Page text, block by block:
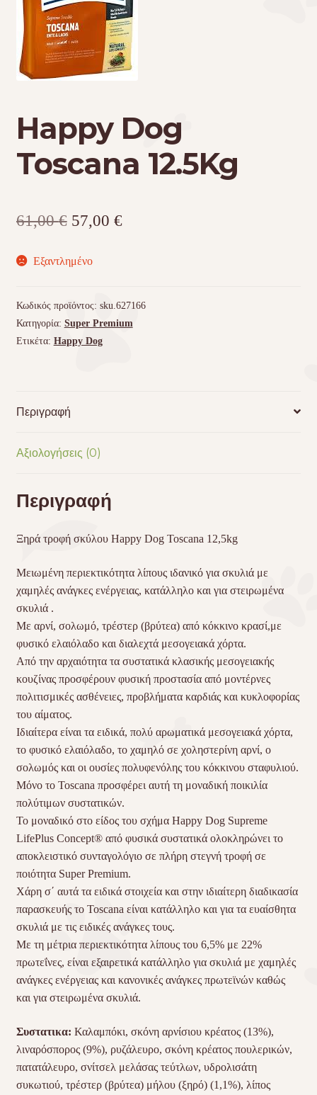
Τσάντες μεταφοράς
Επικοινωνία
Happy Dog
Toscana 12.5Kg
61,00€ Original
was:
61,00 €.
57,00 €Η
Εξαντλημένο
Κωδικός προϊόντος: sku.627166
Κατηγορία: Super Premium
Ετικέτα: Happy Dog
Περιγραφή
Αξιολογήσεις (0)
Περιγραφή
Ξηρά τροφή σκύλου Happy Dog Toscana 12,5kg
Μειωμένη περιεκτικότητα λίπους ιδανικό για σκυλιά με
χαμηλές ανάγκες ενέργειας, κατάλληλο και για στειρωμένα
σκυλιά .
Με αρνί, σολωμό, τρέστερ (βρύτεα) από κόκκινο κρασί,με
φυσικό ελαιόλαδο και διαλεχτά μεσογειακά χόρτα.
Από την αρχαιότητα τα συστατικά κλασικής μεσογειακής
κουζίνας προσφέρουν φυσική προστασία από μοντέρνες
πολιτισμικές ασθένειες, προβλήματα καρδιάς και κυκλοφορίας
του αίματος.
Ιδιαίτερα είναι τα ειδικά, πολύ αρωματικά μεσογειακά χόρτα,
το φυσικό ελαιόλαδο, το χαμηλό σε χοληστερίνη αρνί, ο
σολωμός και οι ουσίες πολυφενόλης του κόκκινου σταφυλιού.
Μόνο το Toscana προσφέρει αυτή τη μοναδική ποικιλία
πολύτιμων συστατικών.
Το μοναδικό στο είδος του σχήμα Happy Dog Supreme
LifePlus Concept® από φυσικά συστατικά ολοκληρώνει το
αποκλειστικό συνταγολόγιο σε πλήρη στεγνή τροφή σε
ποιότητα Super Premium.
Χάρη σ΄ αυτά τα ειδικά στοιχεία και στην ιδιαίτερη διαδικασία
παρασκευής το Toscana είναι κατάλληλο και για τα ευαίσθητα
σκυλιά με τις ειδικές ανάγκες τους.
Με τη μέτρια περιεκτικότητα λίπους του 6,5% με 22%
πρωτεΐνες, είναι εξαιρετικά κατάλληλο για σκυλιά με χαμηλές
ανάγκες ενέργειας και κανονικές ανάγκες πρωτεϊνών καθώς
και για στειρωμένα σκυλιά.
Συστατικα: Καλαμπόκι, σκόνη αρνίσιου κρέατος (13%),
λιναρόσπορος (9%), ρυζάλευρο, σκόνη κρέατος πουλερικών,
πατατάλευρο, σνίτσελ μελάσας τεύτλων, υδρολισάτη
συκωτιού, τρέστερ (βρύτεα) μήλου (ξηρό) (1,1%), λίπος